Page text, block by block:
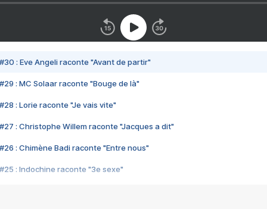
#30 : Eve Angeli raconte "Avant de partir"
#29 : MC Solaar raconte "Bouge de là"
#28 : Lorie raconte "Je vais vite"
#27 : Christophe Willem raconte "Jacques a dit"
#26 : Chimène Badi raconte "Entre nous"
#25 : Indochine raconte "3e sexe"